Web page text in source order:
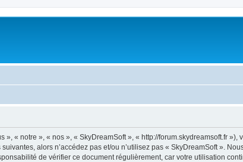
« notre », « nos », « SkyDreamSoft », « http://forum.skydreamsoft.fr
alors n’accédez pas et/ou n’utilisez pas « SkyDreamSoft ».
de vérifier ce document régulièrement, car votre utilisation